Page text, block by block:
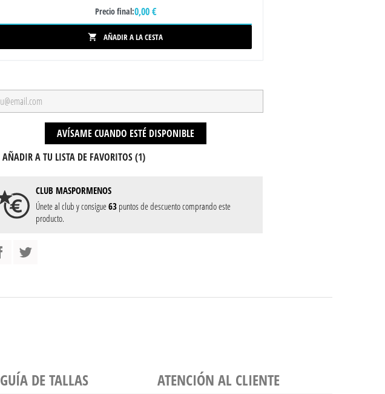
Precio final:0,00 €
 AÑADIR A LA CESTA
AVÍSAME CUANDO ESTÉ DISPONIBLE
AÑADIR A TU LISTA DE FAVORITOS (1)
CLUB MASPORMENOS
Únete al club y consigue63puntos de descuento comprando este
producto.
GUÍA DE TALLAS ATENCIÓN AL CLIENTE